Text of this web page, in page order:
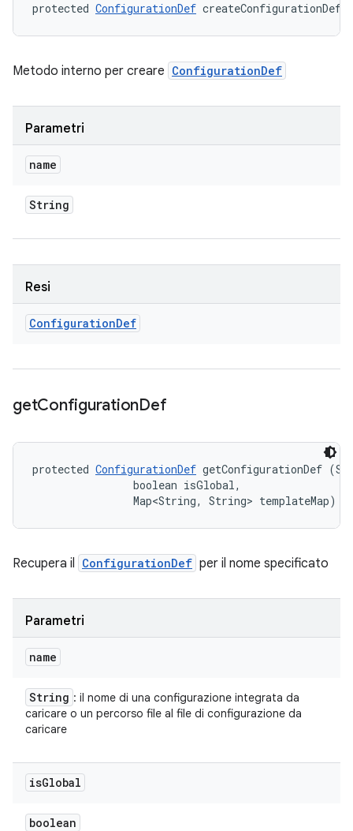
protected ConfigurationDef createConfigurationDef
Metodo interno per creare ConfigurationDef
Parametri
name
String
Resi
ConfigurationDef
getConfigurationDef
protected ConfigurationDef getConfigurationDef
                boolean isGlobal,
                Map<String, String> templateMap)
Recupera il ConfigurationDef per il nome specificato
Parametri
name
String : il nome di una configurazione integrata da
caricare o un percorso file al file di configurazione da
caricare
isGlobal
boolean